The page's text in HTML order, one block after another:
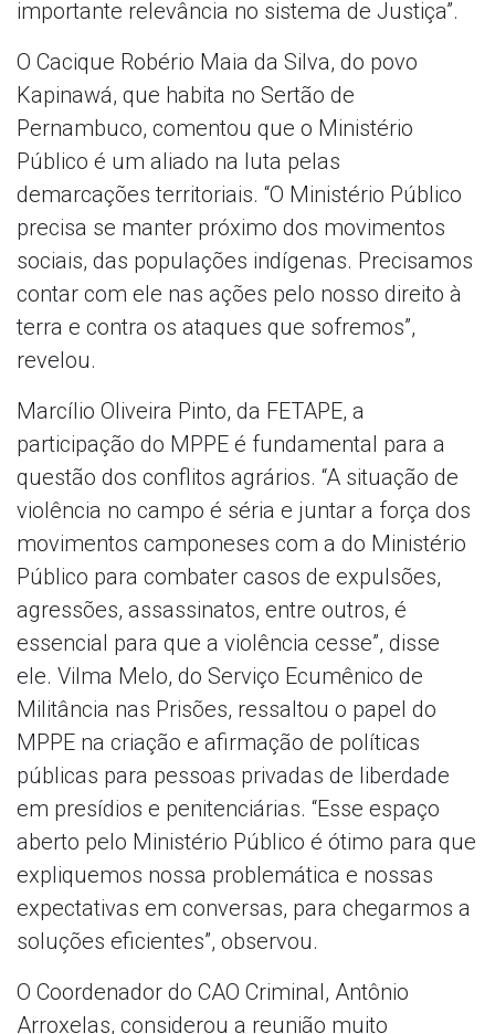
importante relevância no sistema de Justiça”.
O Cacique Robério Maia da Silva, do povo
Kapinawá, que habita no Sertão de
Pernambuco, comentou que o Ministério
Público é um aliado na luta pelas
demarcações territoriais. “O Ministério Público
precisa se manter próximo dos movimentos
sociais, das populações indígenas. Precisamos
contar com ele nas ações pelo nosso direito à
terra e contra os ataques que sofremos”,
revelou.
Marcílio Oliveira Pinto, da FETAPE, a
participação do MPPE é fundamental para a
questão dos conflitos agrários. “A situação de
violência no campo é séria e juntar a força dos
movimentos camponeses com a do Ministério
Público para combater casos de expulsões,
agressões, assassinatos, entre outros, é
essencial para que a violência cesse”, disse
ele. Vilma Melo, do Serviço Ecumênico de
Militância nas Prisões, ressaltou o papel do
MPPE na criação e afirmação de políticas
públicas para pessoas privadas de liberdade
em presídios e penitenciárias. “Esse espaço
aberto pelo Ministério Público é ótimo para que
expliquemos nossa problemática e nossas
expectativas em conversas, para chegarmos a
soluções eficientes”, observou.
O Coordenador do CAO Criminal, Antônio
Arroxelas, considerou a reunião muito